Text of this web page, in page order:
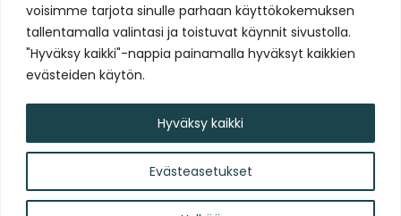
voisimme tarjota sinulle parhaan käyttökokemuksen
tallentamalla valintasi ja toistuvat käynnit sivustolla.
"Hyväksy kaikki"-nappia painamalla hyväksyt kaikkien
evästeiden käytön.
Evästeasetukset
Hyväksy kaikki
Liity Tammelan Stadionin
uutiskirjelistalle
Tammelan Stadion